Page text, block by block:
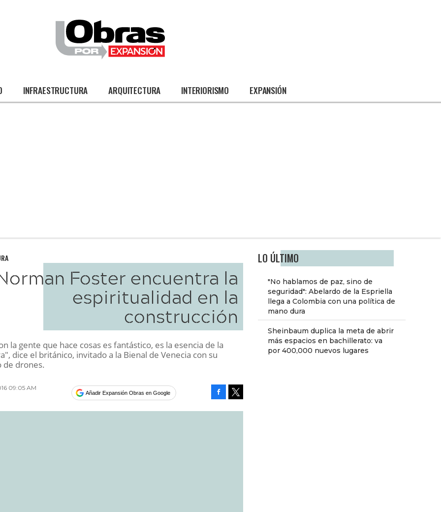
INFRAESTRUCTURA ARQUITECTURA INTERIORISMO EXPANSIÓN
LO ÚLTIMO
"No hablamos de paz, sino de
seguridad": Abelardo de la Espriella
llega a Colombia con una política de
mano dura
Sheinbaum duplica la meta de abrir
más espacios en bachillerato: va
por 400,000 nuevos lugares
Foster encuentra la
espiritualidad en la
construcción
la gente que hace cosas es fantástico, es la esencia de la
dice el británico, invitado a la Bienal de Venecia con su
drones.
09:05 AM
Añadir Expansión Obras en Google